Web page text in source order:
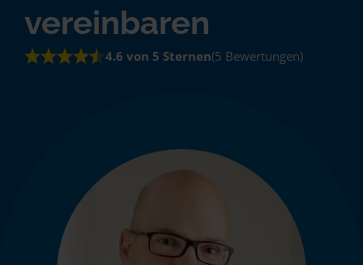
vereinbaren
4.6 von 5 Sternen(5 Bewertungen)